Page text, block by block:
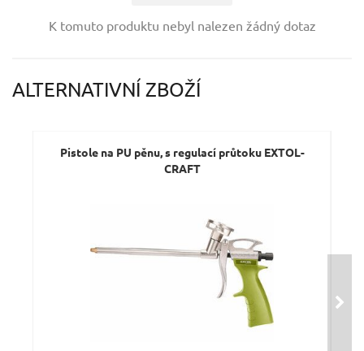
Odeslat dotaz
K tomuto produktu nebyl nalezen žádný dotaz
ALTERNATIVNÍ ZBOŽÍ
Pistole na PU pěnu, s regulací průtoku EXTOL-
CRAFT